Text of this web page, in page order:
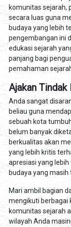
komunitas sejarah,
secara luas guna
budaya yang lebih
pengembangan ini
edukasi sejarah
panjang bagi
pemahaman
Ajakan Tindak
Anda sangat
beliau guna
sebuah kota
belum banyak
berkualitas akan
yang lebih kritis
apresiasi yang
budaya yang masih
Mari ambil bagian
mengikuti berbagai
komunitas sejarah
wilayah Anda